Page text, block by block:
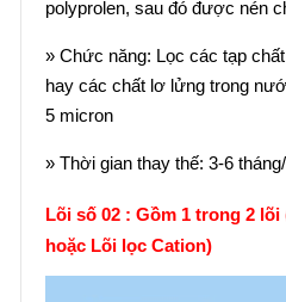
polyprolen, sau đó được nén
» Chức năng: Lọc các tạp
hay các chất lơ lửng trong
5 micron
» Thời gian thay thế: 3-6
Lõi số 02 : Gồm 1 trong 2
hoặc Lõi lọc Cation)